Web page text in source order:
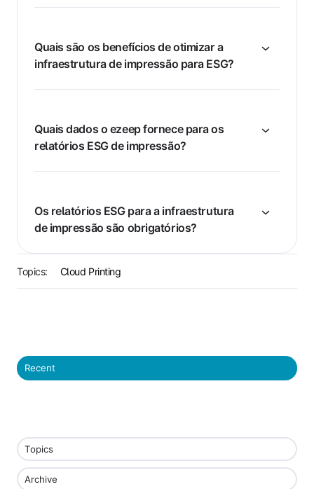
Quais são os benefícios de otimizar a
infraestrutura de impressão para ESG?
Quais dados o ezeep fornece para os
relatórios ESG de impressão?
Os relatórios ESG para a infraestrutura
de impressão são obrigatórios?
Topics: Cloud Printing
Recent
Topics
Archive